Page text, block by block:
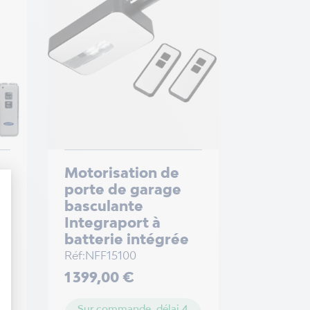
Motorisation de
porte de garage
basculante
Integraport à
batterie intégrée
Réf:NFF15100
Prix
1 399,00 €